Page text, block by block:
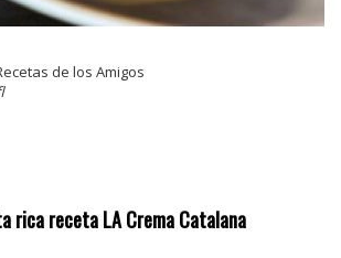
de los Amigos
rica receta LA Crema Catalana